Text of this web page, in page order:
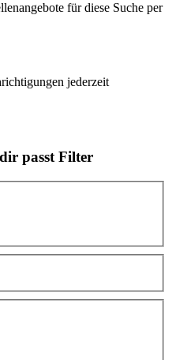
für diese Suche per
jederzeit
passt Filter